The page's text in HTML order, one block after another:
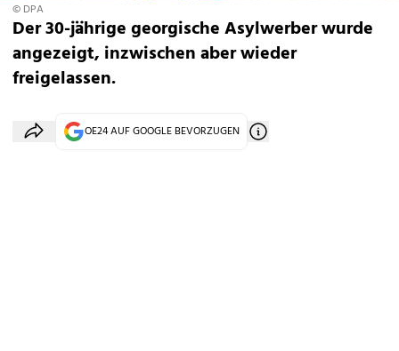
© DPA
Der 30-jährige georgische Asylwerber wurde
angezeigt, inzwischen aber wieder
freigelassen.
OE24 AUF GOOGLE BEVORZUGEN